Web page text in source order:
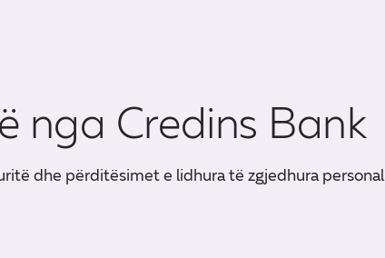
nga Credins Bank
dhe përditësimet e lidhura të zgjedhura